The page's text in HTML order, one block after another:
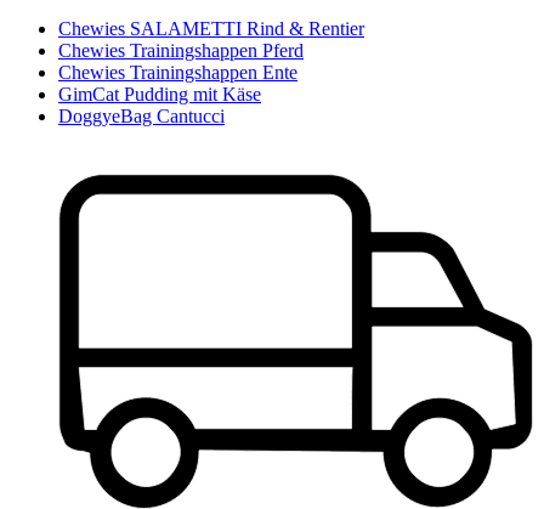
Chewies SALAMETTI Rind & Rentier
Chewies Trainingshappen Pferd
Chewies Trainingshappen Ente
GimCat Pudding mit Käse
DoggyeBag Cantucci